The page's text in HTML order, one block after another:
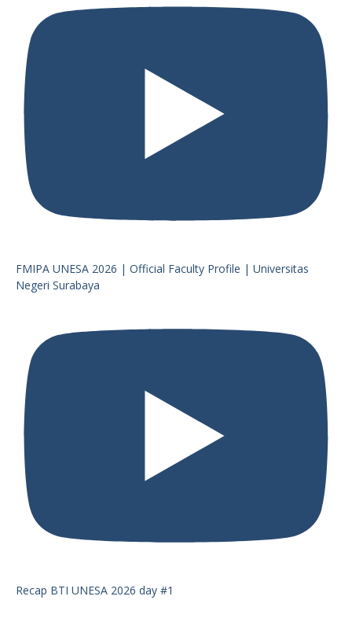
FMIPA UNESA 2026 | Official Faculty Profile | Universitas
Negeri Surabaya
Recap BTI UNESA 2026 day #1